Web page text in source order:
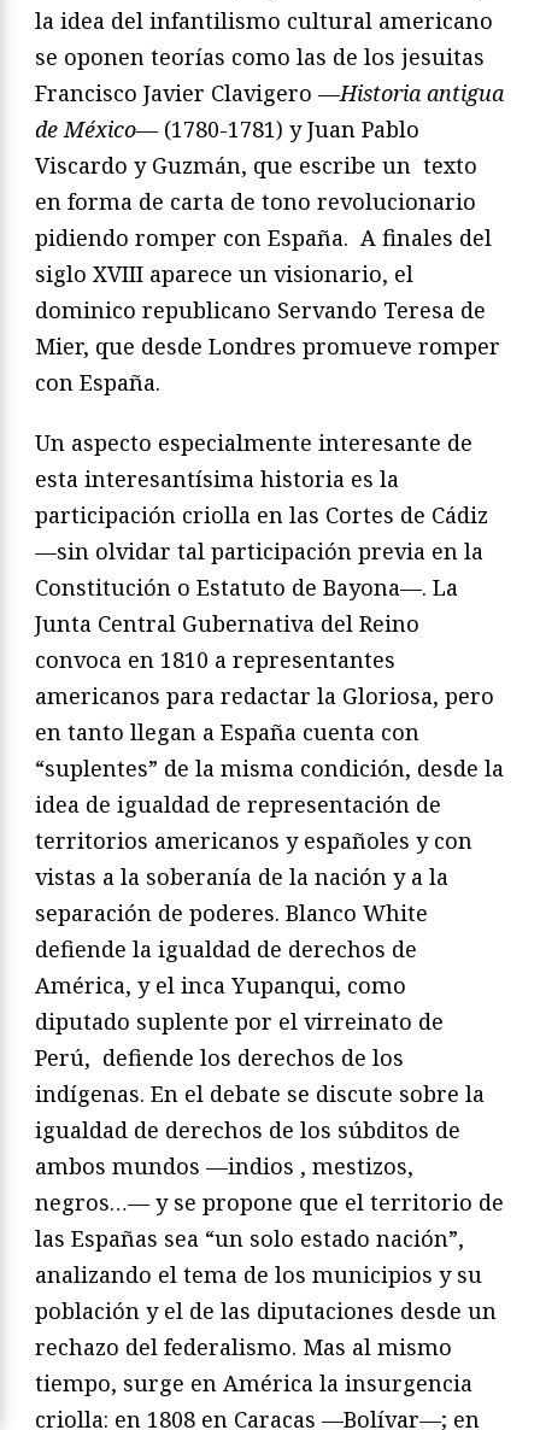
la idea del infantilismo cultural americano
se oponen teorías como las de los jesuitas
Francisco Javier Clavigero —Historia antigua
de México—(1780-1781) y Juan Pablo
Viscardo y Guzmán, que escribe un texto
en forma de carta de tono revolucionario
pidiendo romper con España. A finales del
siglo XVIII aparece un visionario, el
dominico republicano Servando Teresa de
Mier, que desde Londres promueve romper
con España.
Un aspecto especialmente interesante de
esta interesantísima historia es la
participación criolla en las Cortes de Cádiz
—sin olvidar tal participación previa en la
Constitución o Estatuto de Bayona—. La
Junta Central Gubernativa del Reino
convoca en 1810 a representantes
americanos para redactar la Gloriosa, pero
en tanto llegan a España cuenta con
“suplentes” de la misma condición, desde la
idea de igualdad de representación de
territorios americanos y españoles y con
vistas a la soberanía de la nación y a la
separación de poderes. Blanco White
defiende la igualdad de derechos de
América, y el inca Yupanqui, como
diputado suplente por el virreinato de
Perú, defiende los derechos de los
indígenas. En el debate se discute sobre la
igualdad de derechos de los súbditos de
ambos mundos —indios , mestizos,
negros…— y se propone que el territorio de
las Españas sea “un solo estado nación”,
analizando el tema de los municipios y su
población y el de las diputaciones desde un
rechazo del federalismo. Mas al mismo
tiempo, surge en América la insurgencia
criolla: en 1808 en Caracas —Bolívar—; en